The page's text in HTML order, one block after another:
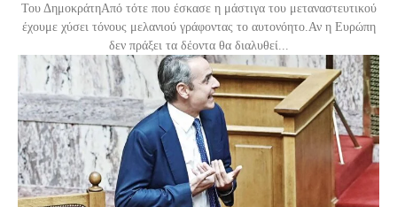
Του ΔημοκράτηΑπό τότε που έσκασε η μάστιγα του μεταναστευτικού
έχουμε χύσει τόνους μελανιού γράφοντας το αυτονόητο.Αν η Ευρώπη
δεν πράξει τα δέοντα θα διαλυθεί...